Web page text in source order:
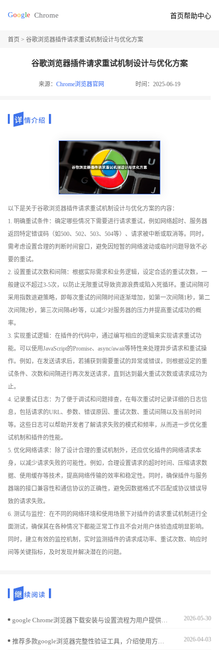
首页帮助中心
首页 > 谷歌浏览器插件请求重试机制设计与优化方案
谷歌浏览器插件请求重试机制设计与优化方案
来源：Chrome浏览器官网 时间：2025-06-19
以下是关于谷歌浏览器插件请求重试机制设计与优化方案的内容：
1. 明确重试条件：确定哪些情况下需要进行请求重试，例如网络超时、服务器
返回特定错误码（如500、502、503、504等）、请求被中断或取消等。同时，
需考虑设置合理的判断时间窗口，避免因短暂的网络波动或临时问题导致不必
要的重试。
2. 设置重试次数和间隔：根据实际需求和业务逻辑，设定合适的重试次数，一
般建议不超过3-5次，以防止无限重试导致资源浪费或陷入死循环。重试间隔可
采用指数退避策略，即每次重试的间隔时间逐渐增加，如第一次间隔1秒，第二
次间隔2秒，第三次间隔4秒等，以减少对服务器的压力并提高重试成功的概
率。
3. 实现重试逻辑：在插件的代码中，通过编写相应的逻辑来实现请求重试功
能。可以使用JavaScript的Promise、async/await等特性来处理异步请求和重试操
作。例如，在发送请求后，若捕获到需要重试的异常或错误，则根据设定的重
试条件、次数和间隔进行再次发送请求，直到达到最大重试次数或请求成功为
止。
4. 记录重试日志：为了便于调试和问题排查，在每次重试时记录详细的日志信
息，包括请求的URL、参数、错误原因、重试次数、重试间隔以及当前时间
等。这些日志可以帮助开发者了解请求失败的模式和频率，从而进一步优化重
试机制和插件的性能。
5. 优化网络请求：除了设计合理的重试机制外，还应优化插件的网络请求本
身，以减少请求失败的可能性。例如，合理设置请求的超时时间、压缩请求数
据、使用缓存等技术，提高网络传输的效率和稳定性。同时，确保插件与服务
器端的接口兼容性和通信协议的正确性，避免因数据格式不匹配或协议错误导
致的请求失败。
6. 测试与监控：在不同的网络环境和使用场景下对插件的请求重试机制进行全
面测试，确保其在各种情况下都能正常工作且不会对用户体验造成明显影响。
同时，建立有效的监控机制，实时监测插件的请求成功率、重试次数、响应时
间等关键指标，及时发现并解决潜在的问题。
2026-05-30
2026-04-03